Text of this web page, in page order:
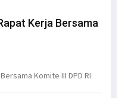
Kerja Bersama
Komite III DPD RI